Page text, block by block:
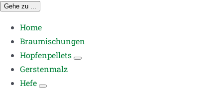
Gehe zu ...
Home
Braumischungen
Hopfenpellets
Gerstenmalz
Hefe